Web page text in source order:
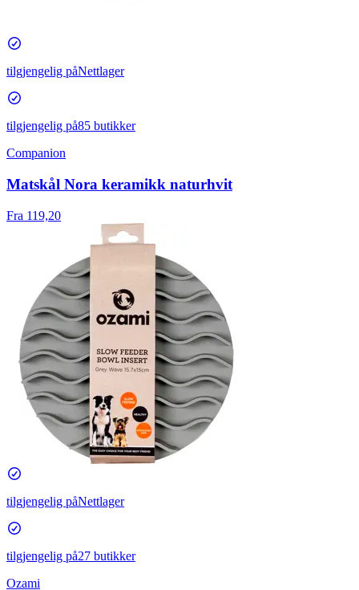
tilgjengelig påNettlager
tilgjengelig på85 butikker
Companion
Matskål Nora keramikk naturhvit
Fra 119,20
tilgjengelig påNettlager
tilgjengelig på27 butikker
Ozami